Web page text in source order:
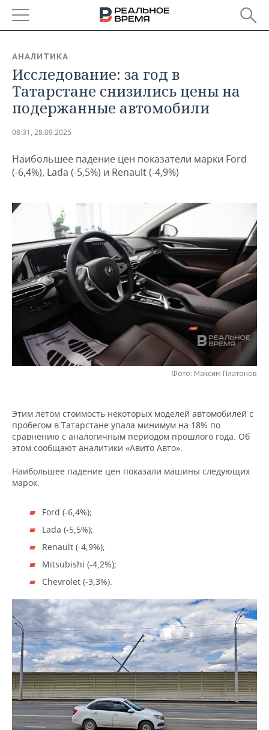
БАШКОРТОСТАН
ТАТАРСТАН
НОВОСТИ
АНАЛИТИКА
ДЕКЛАРАЦИИ О ДОХОДАХ
КОРОЛИ ГОСЗАКАЗА ПФО
ВУЗЫ ТАТАРСТАНА
КОМУ ПРИНАДЛЕЖАТ
ТОРГОВЫЕ ЦЕНТРЫ
ТАТАРСТАНА
НОВОСТИ ЭКОНОМИКИ
ФИНАНСЫ
БАНКИ
БЮДЖЕТ
ИНВЕСТИЦИИ
ПРОМЫШЛЕННОСТЬ
НОВОСТИ
АГРОПРОМ
МАШИНОСТРОЕНИЕ
НЕФТЕХИМИЯ
НЕФТЬ
ОПК
ЭНЕРГЕТИКА
НОВОСТИ НЕДВИЖИМОСТИ
АВТО
НОВОСТИ АВТО
БИЗНЕС
НОВОСТИ БИЗНЕСА
РОЗНИЧНАЯ ТОРГОВЛЯ
ТРАНСПОРТ
УСЛУГИ
ТЕХНОЛОГИИ
НОВОСТИ ТЕХНОЛОГИЙ
МЕДИА
МЕРОПРИЯТИЯ
НОВОСТИ МЕРОПРИЯТИЙ
ВЫЕЗДНАЯ РЕДАКЦИЯ
ОТКРЫТАЯ ЛЕКЦИЯ
НОВОСТИ СПОРТА
БАСКЕТБОЛ
КИБЕРСПОРТ
ФИГУРНОЕ КАТАНИЕ
ХОККЕЙ С МЯЧОМ
ОБЩЕСТВО
ИНФРАСТРУКТУРА
КУЛЬТУРА
МЕДИЦИНА
ПРОИСШЕСТВИЯ
СПРАВОЧНИК
СПИСОК КОМПАНИЙ
АНАЛИТИКА
Исследование: за год в
Татарстане снизились цены на
подержанные автомобили
08:31, 28.09.2025
Наибольшее падение цен показатели марки Ford
(-6,4%), Lada (-5,5%) и Renault (-4,9%)
Фото: Максим Платонов
Этим летом стоимость некоторых моделей автомобилей с
пробегом в Татарстане упала минимум на 18% по
сравнению с аналогичным периодом прошлого года. Об
этом сообщают аналитики «Авито Авто».
Наибольшее падение цен показали машины следующих
марок:
Ford (-6,4%);
Lada (-5,5%);
Renault (-4,9%);
Mitsubishi (-4,2%);
Chevrolet (-3,3%).